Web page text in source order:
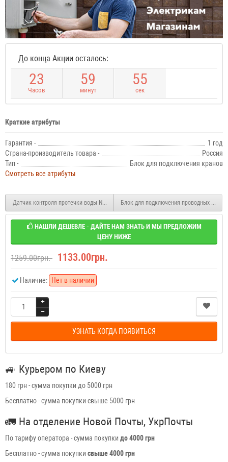
До конца Акции осталось:
23
Часов
59
минут
54
сек
Краткие атрибуты
Гарантия -
1 год
Страна-производитель товара -
Россия
Тип -
Блок для подключения кранов
Смотреть все атрибуты
Датчик контроля протечки воды Neptun SW007Блок для подключения проводных
НАШЛИ ДЕШЕВЛЕ - ДАЙТЕ НАМ ЗНАТЬ И МЫ ПРЕДЛОЖИМ
ЦЕНУ НИЖЕ
1259.00грн. 1133.00грн.
Наличие: Нет в наличии
УЗНАТЬ КОГДА ПОЯВИТЬСЯ
🚙 Курьером по Киеву
180 грн - сумма покупки до 5000 грн
Бесплатно - сумма покупки свыше 5000 грн
🚛 На отделение Новой Почты, УкрПочты
По тарифу оператора - сумма покупки до 4000 грн
Бесплатно - сумма покупки свыше 4000 грн